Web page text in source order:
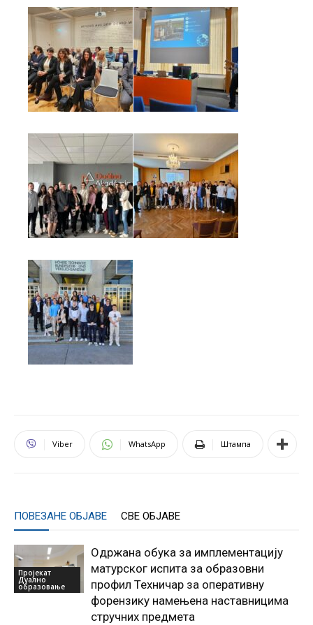
Viber WhatsApp Штампа
ПОВЕЗАНЕ ОБЈАВЕ СВЕ ОБЈАВЕ
Пројекат
Дуално
образовање
Одржана обука за имплементацију
матурског испита за образовни
профил Техничар за оперативну
форензику намењена наставницима
стручних предмета